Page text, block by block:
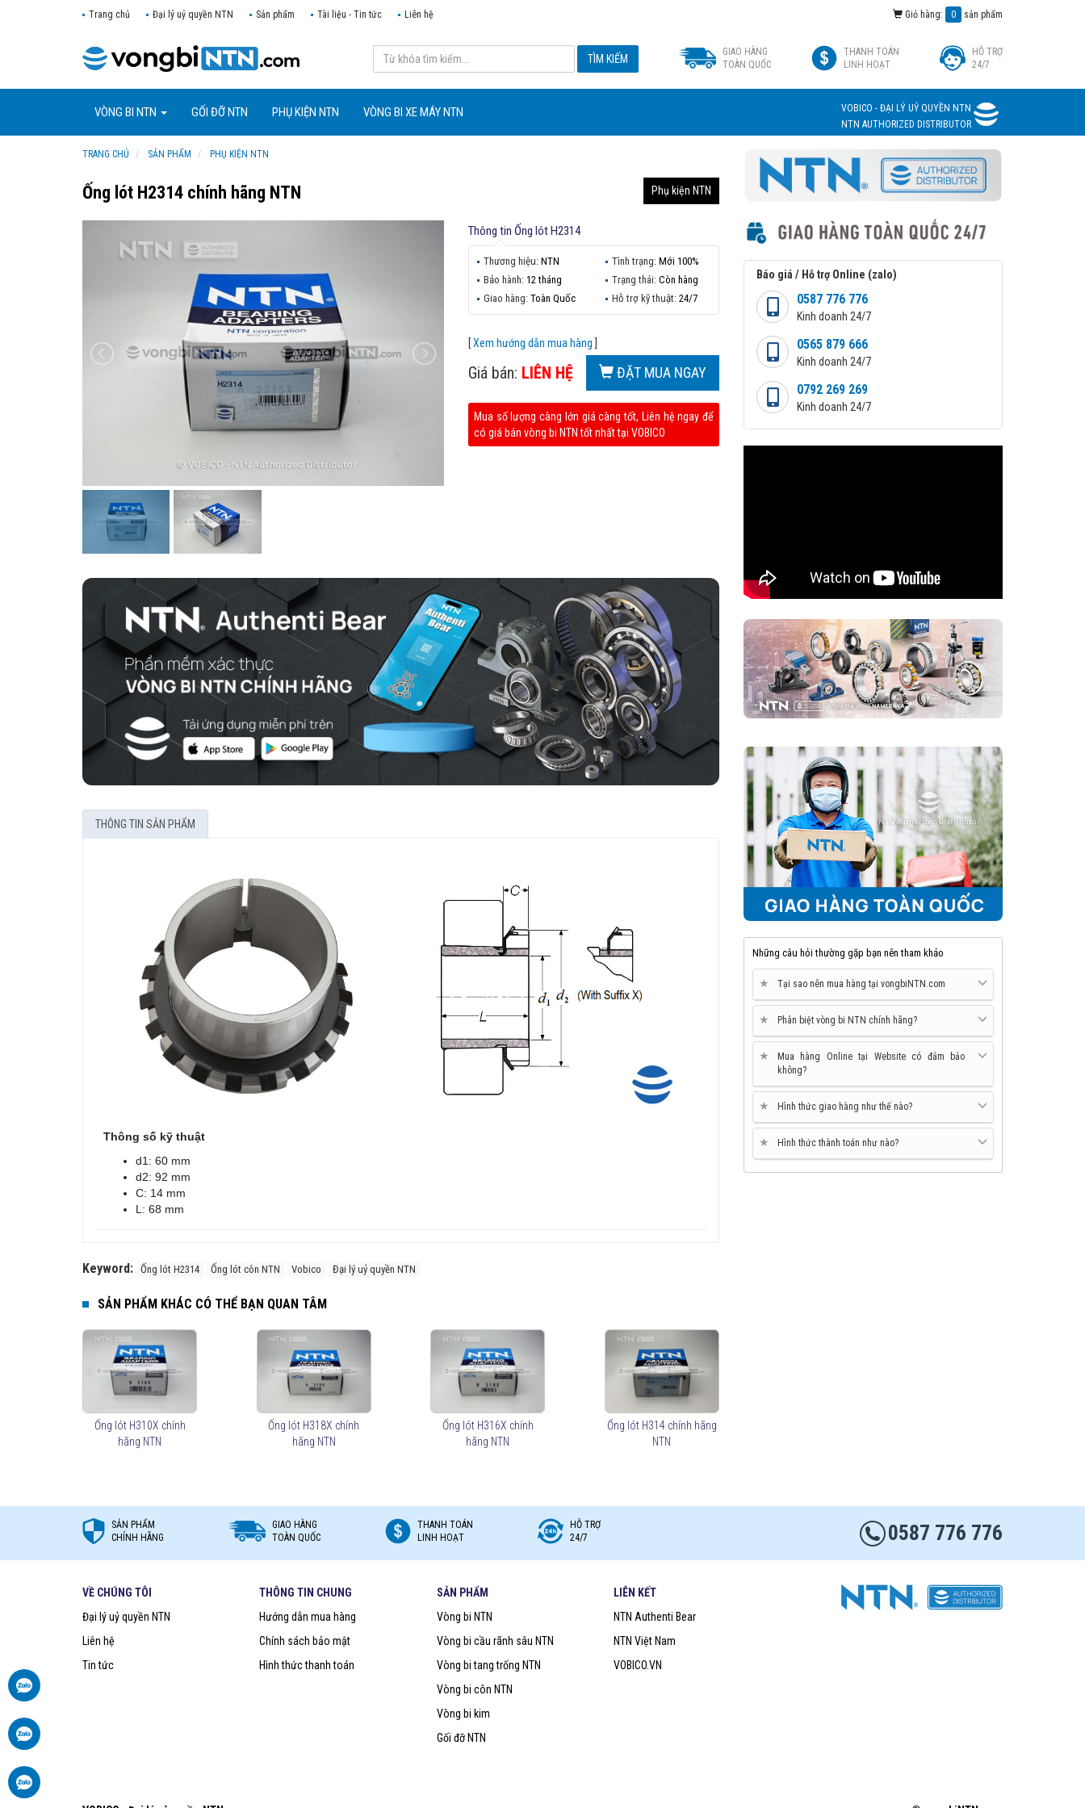
Trang chủ Đại lý uỷ quyền NTN Sản phẩm Tài liệu - Tin tức Liên hệ Giỏ hàng: 0 sản phẩm
GIAO HÀNG
TOÀN QUỐC
THANH TOÁN
LINH HOẠT
HỖ TRỢ
24/7
VÒNG BI NTN GỐI ĐỠ NTN PHỤ KIỆN NTN VÒNG BI XE MÁY NTN
VOBICO - ĐẠI LÝ UỶ QUYỀN NTN
NTN AUTHORIZED DISTRIBUTOR
TRANG CHỦ SẢN PHẨM PHỤ KIỆN NTN
Ống lót H2314 chính hãng NTN Phụ kiện NTN
Thông tin Ống lót H2314
Thương hiệu: NTN Tình trạng:Mới 100%
Bảo hành: 12 tháng Trạng thái:Còn hàng
Giao hàng: Toàn Quốc Hỗ trợ kỹ thuật:24/7
[Xem hướng dẫn mua hàng
Giá bán: LIÊN HỆ ĐẶT MUA NGAY
Mua số lượng càng lớn giá càng tốt, Liên hệ ngay để
có giá bán vòng bi NTN tốt nhất tại VOBICO
THÔNG TIN SẢN PHẨM
Thông số kỹ thuật
d1: 60 mm
d2: 92 mm
C: 14 mm
L: 68 mm
Keyword: Ống lót H2314 Ống lót côn NTN Vobico Đại lý uỷ quyền NTN
SẢN PHẨM KHÁC CÓ THỂ BẠN QUAN TÂM
Ống lót H310X chính
hãng NTN
Ống lót H318X chính
hãng NTN
Ống lót H316X chính
hãng NTN
Ống lót H314 chính hãng
NTN
Báo giá / Hỗ trợ Online (zalo)
0587 776 776
Kinh doanh 24/7
0565 879 666
Kinh doanh 24/7
0792 269 269
Kinh doanh 24/7
Những câu hỏi thường gặp bạn nên tham khảo
★ Tại sao nên mua hàng tại vongbiNTN.com
★ Phân biệt vòng bi NTN chính hãng?
★
Mua hàng Online tại Website có đảm bảo
không?
★ Hình thức giao hàng như thế nào?
★ Hình thức thành toán như nào?
SẢN PHẨM
CHÍNH HÃNG
GIAO HÀNG
TOÀN QUỐC
THANH TOÁN
LINH HOẠT
HỖ TRỢ
24/7
0587 776 776
VỀ CHÚNG TÔI
Đại lý uỷ quyền NTN
Liên hệ
Tin tức
THÔNG TIN CHUNG
Hướng dẫn mua hàng
Chính sách bảo mật
Hình thức thanh toán
SẢN PHẨM
Vòng bi NTN
Vòng bi cầu rãnh sâu NTN
Vòng bi tang trống NTN
Vòng bi côn NTN
Vòng bi kim
Gối đỡ NTN
LIÊN KẾT
NTN Authenti Bear
NTN Việt Nam
VOBICO.VN